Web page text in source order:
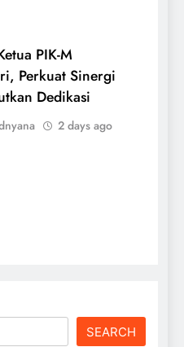
PIK-M
Perkuat Sinergi
Dedikasi
2 days ago
SEARCH